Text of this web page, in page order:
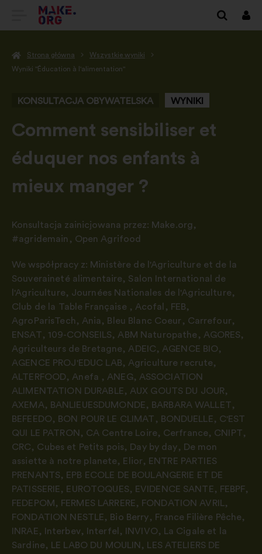
IDŹ
STRONY
MAKE.ORG
się
Strona główna
Wszystkie wyniki
Wyniki "Éducation à l'alimentation"
KONSULTACJA OBYWATELSKA WYNIKI
-
Comment sensibiliser et
éduquer nos enfants à
mieux manger ?
Konsultacja zainicjowana przez: Make.org ,
#agridemain , Open Agrifood
We współpracy z: Ministère de l'Agriculture et de la
Souveraineté alimentaire, Salon International de
l'Agriculture, Journées Nationales de l'Agriculture,
Club de la Table Française , Acofal , FEB,
AgroParisTech , Ania , Bleu Blanc Coeur , Carrefour,
ENSAT, 109-CONSEILS, ABM Naturopathe , AGORES,
Agriculteurs de Bretagne, ADEIC, AGENCE BIO,
AGENCE PROJ'EDUC LAB, Agriculture recrute,
ALTERFOOD, Anefa , ANEG, ASSOCIATION
ALIMENTATION DURABLE, AUX GOUTS DU JOUR,
AXEMA, BANLIEUESDUMONDE, BARBARA WALLET,
BEFEEDO, BON POUR LE CLIMAT , BONDUELLE, C'EST
QUI LE PATRON , CA Centre Loire, Cerfrance, CNIPT,
CRC, Cubes et Petits pois, Day by day, De mon
assiette à notre planete, Elior, ENTRE PARTIES
PRENANTS, EPB ECOLE DE BOULANGERIE ET DE
PATISSERIE, EUROTOQUES, EVIDENCE SANTE, FEBPF,
FEDEPOM , FERMES LARRERE, FONDATION AVRIL
,
FONDATION NESTLE, Bio Berry, France Filière Pêche,
INRAE, Interbev, Interfel , INVIVO,
La Cigale et la
Sardine, LE LABO DU MOULIN ,
LES ATELIERS DE